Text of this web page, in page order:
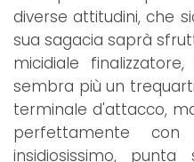
diverse attitudini, che
sua sagacia saprà
micidiale
sembra più un
terminale d'attacco,
perfettamente
insidiosissimo,